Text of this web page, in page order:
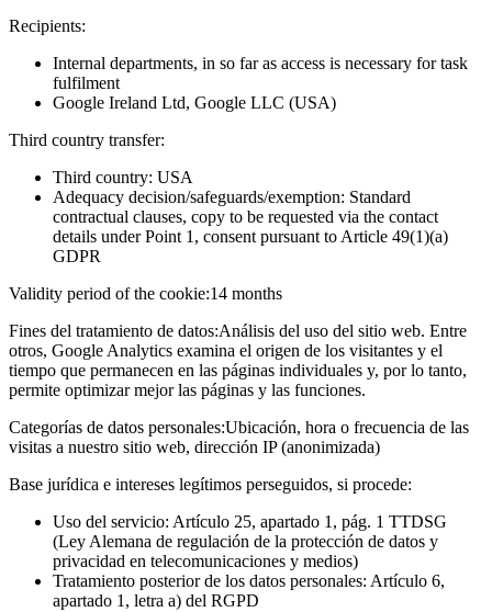
Recipients:
Internal departments, in so far as access is necessary for task
fulfilment
Google Ireland Ltd, Google LLC (USA)
Third country transfer:
Third country: USA
Adequacy decision/safeguards/exemption: Standard
contractual clauses, copy to be requested via the contact
details under Point 1, consent pursuant to Article 49(1)(a)
GDPR
Validity period of the cookie:14 months
Fines del tratamiento de datos:Análisis del uso del sitio web. Entre
otros, Google Analytics examina el origen de los visitantes y el
tiempo que permanecen en las páginas individuales y, por lo tanto,
permite optimizar mejor las páginas y las funciones.
Categorías de datos personales:Ubicación, hora o frecuencia de las
visitas a nuestro sitio web, dirección IP (anonimizada)
Base jurídica e intereses legítimos perseguidos, si procede:
Uso del servicio: Artículo 25, apartado 1, pág. 1 TTDSG
(Ley Alemana de regulación de la protección de datos y
privacidad en telecomunicaciones y medios)
Tratamiento posterior de los datos personales: Artículo 6,
apartado 1, letra a) del RGPD